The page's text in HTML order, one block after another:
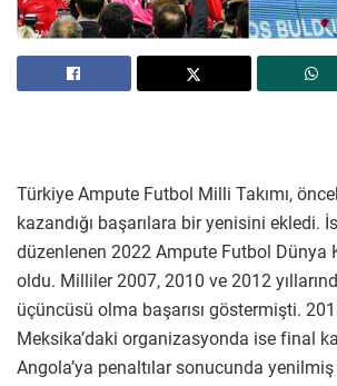
Türkiye Ampute Futbol Milli Takımı,
kazandığı başarılara bir yenisini ekledi.
düzenlenen 2022 Ampute Futbol Dünya
oldu. Milliler 2007, 2010 ve 2012
üçüncüsü olma başarısı göstermişti.
Meksika’daki organizasyonda ise final
Angola’ya penaltılar sonucunda